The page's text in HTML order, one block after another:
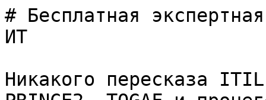
# Бесплатная
ИТ
Никакого пересказа